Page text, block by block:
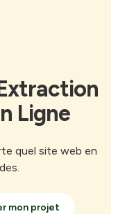
Ligne
quel site web en
mon projet